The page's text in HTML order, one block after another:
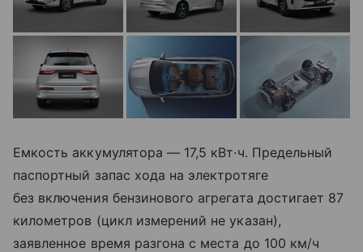
Емкость аккумулятора — 17,5 кВт∙ч. Предельный
паспортный запас хода на электротяге
без включения бензинового агрегата достигает 87
километров (цикл измерений не указан),
заявленное время разгона с места до 100 км/ч